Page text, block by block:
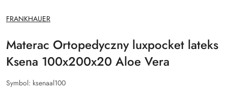
NAZWA
PRODUCENTA:
FRANKHAUER
Materac Ortopedyczny luxpocket lateks
Ksena 100x200x20 Aloe Vera
Symbol: ksenaal100